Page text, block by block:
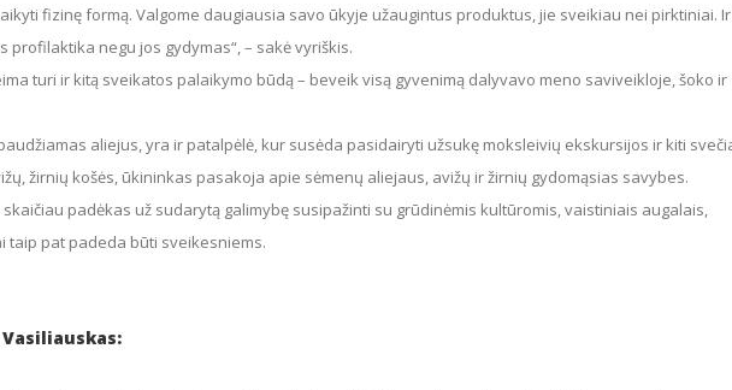
profilaktika negu jos gydymas“, – sakė vyriškis.
žirnių košės, ūkininkas pasakoja apie sėmenų aliejaus, avižų ir žirnių gydomąsias savybes.
skaičiau padėkas už sudarytą galimybę susipažinti su grūdinėmis kultūromis, vaistiniais augalais,
taip pat padeda būti sveikesniems.